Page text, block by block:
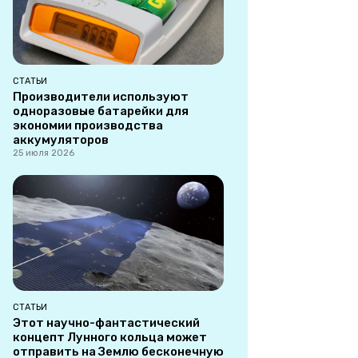
СТАТЬИ
Производители используют
одноразовые батарейки для
экономии производства
аккумуляторов
25 июля 2026
СТАТЬИ
Этот научно-фантастический
концепт Лунного кольца может
отправить на Землю бесконечную